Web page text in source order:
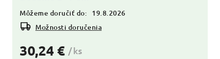
30,24 € / ks
Môžeme doručiť do:
19.8.2026
Možnosti doručenia